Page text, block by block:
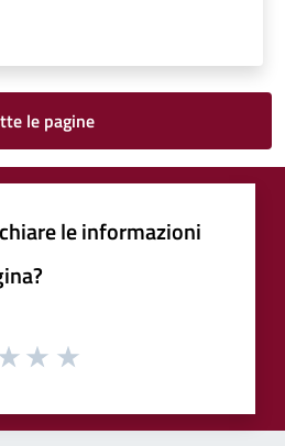
le pagine
le informazioni